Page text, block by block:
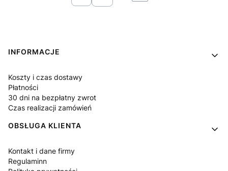
Linki w stopce
INFORMACJE
Koszty i czas dostawy
Płatności
30 dni na bezpłatny zwrot
Czas realizacji zamówień
OBSŁUGA KLIENTA
Kontakt i dane firmy
Regulaminn